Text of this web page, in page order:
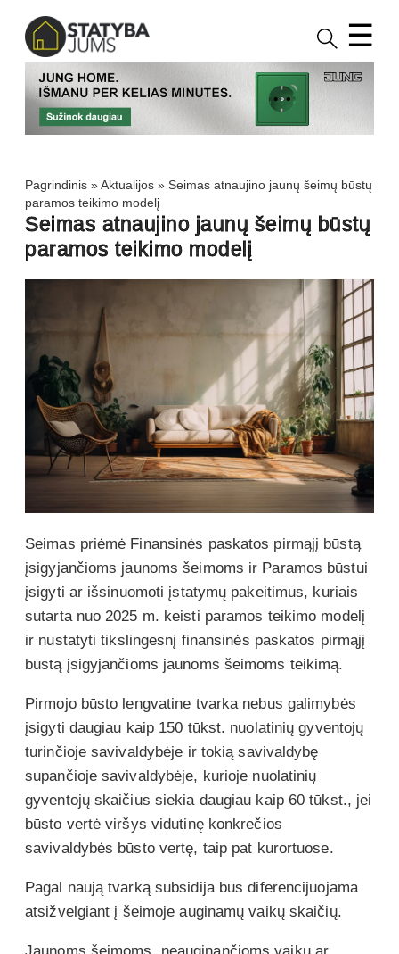
☰
Pagrindinis »Aktualijos » Seimas atnaujino jaunų šeimų būstų
paramos teikimo modelį
Seimas atnaujino jaunų šeimų būstų
paramos teikimo modelį
Seimas priėmė Finansinės paskatos pirmąjį būstą
įsigyjančioms jaunoms šeimoms ir Paramos būstui
įsigyti ar išsinuomoti įstatymų pakeitimus, kuriais
sutarta nuo 2025 m. keisti paramos teikimo modelį
ir nustatyti tikslingesnį finansinės paskatos pirmąjį
būstą įsigyjančioms jaunoms šeimoms teikimą.
Pirmojo būsto lengvatine tvarka nebus galimybės
įsigyti daugiau kaip 150 tūkst. nuolatinių gyventojų
turinčioje savivaldybėje ir tokią savivaldybę
supančioje savivaldybėje, kurioje nuolatinių
gyventojų skaičius siekia daugiau kaip 60 tūkst., jei
būsto vertė viršys vidutinę konkrečios
savivaldybės būsto vertę, taip pat kurortuose.
Pagal naują tvarką subsidija bus diferencijuojama
atsižvelgiant į šeimoje auginamų vaikų skaičių.